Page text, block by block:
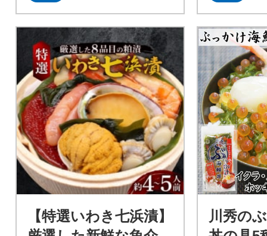
【特選いわき七浜漬】
川秀の